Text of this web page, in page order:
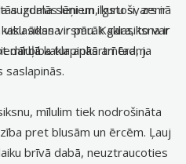
auguma suņiem, kuru svars ir
ir pārāk gara, to var
mīluļa kakla apkārtmēram.
izdalās lēni un ilgstoši, zemā
ādas virsmu. Kaklasiksna ir
turpinās arī tad, ja
saslapinās.
mīlulim tiek nodrošināta
pret blusām un ērcēm. Ļauj
brīvā dabā, neuztraucoties